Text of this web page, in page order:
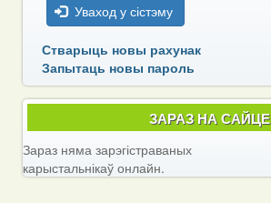
Уваход у сістэму
Стварыць новы рахунак
Запытаць новы пароль
ЗАРАЗ НА САЙЦЕ
Зараз няма зарэгістраваных
карыстальнікаў онлайн.